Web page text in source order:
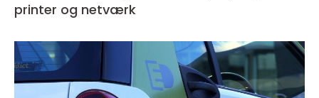
printer og netværk